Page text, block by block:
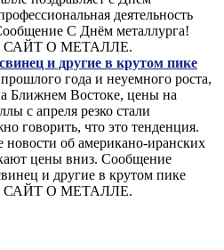
деятельность
С Днём металлурга!
САЙТ О МЕТАЛЛЕ.
и другие в крутом пике
года и неуемного роста,
Ближнем Востоке, цены на
с апреля резко стали
говорить, что это тенденция.
об американо-иранских
цены вниз. Сообщение
и другие в крутом пике
САЙТ О МЕТАЛЛЕ.